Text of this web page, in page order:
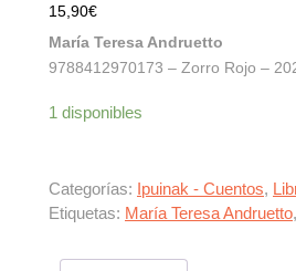
15,90€
María Teresa Andruetto
9788412970173 – Zorro Rojo –
1 disponibles
Categorías: Ipuinak - Cuentos,
Etiquetas: María Teresa Andruetto,